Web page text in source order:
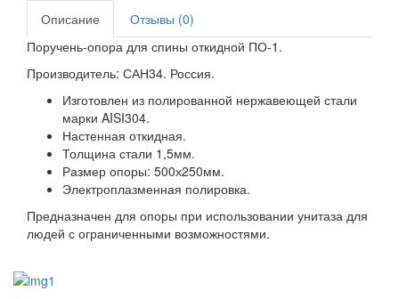
Описание
Отзывы (0)
Поручень-опора для спины откидной ПО-1.
Производитель: САН34. Россия.
Изготовлен из полированной нержавеющей стали
марки AISI304.
Настенная откидная.
Толщина стали 1,5мм.
Размер опоры: 500х250мм.
Электроплазменная полировка.
Предназначен для опоры при использовании унитаза для
людей с ограниченными возможностями.